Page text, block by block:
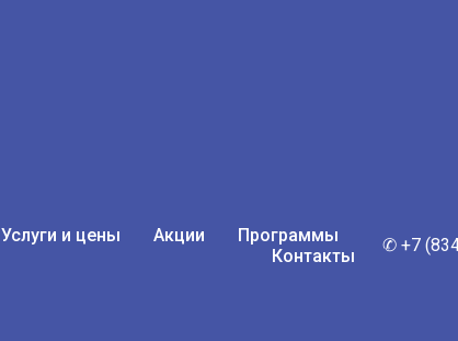
Услуги и цены Акции
Программы
Контакты
✆ +7